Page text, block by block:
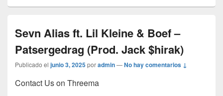
Sevn Alias ft. Lil Kleine & Boef –
Patsergedrag (Prod. Jack $hirak)
Publicado el junio 3, 2025poradmin—No hay comentarios ↓
Contact Us on Threema